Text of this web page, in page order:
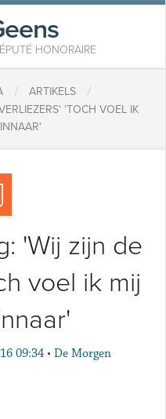
HONORAIRE
/ ARTIKELS /
'TOCH VOEL IK
'Wij zijn de
voel ik mij
09:34 • De Morgen